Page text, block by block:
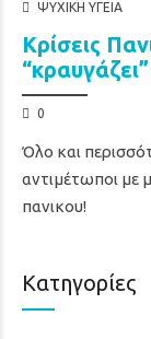
ΨΥΧΙΚΉ ΥΓΕΊΑ
Κρίσεις
0
Όλο και
αντιμέτωποι με
πανικου!
Κατηγορίες